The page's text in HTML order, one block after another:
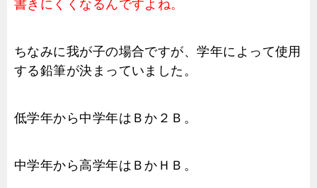
書きにくくなるんですよね。
ちなみに我が子の場合ですが、学年によって使用
する鉛筆が決まっていました。
低学年から中学年はＢか２Ｂ。
中学年から高学年はＢかＨＢ。